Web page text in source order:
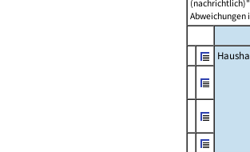
Abweichungen